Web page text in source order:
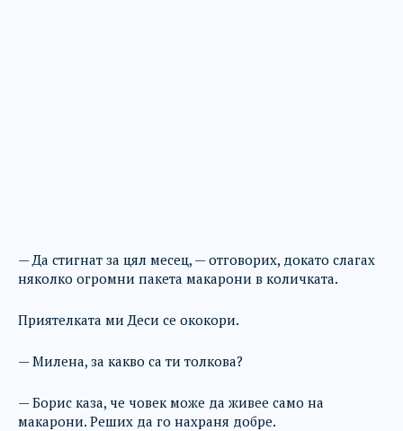
— Да стигнат за цял месец, — отговорих, докато слагах
няколко огромни пакета макарони в количката.
Приятелката ми Деси се ококори.
— Милена, за какво са ти толкова?
— Борис каза, че човек може да живее само на
макарони. Реших да го нахраня добре.